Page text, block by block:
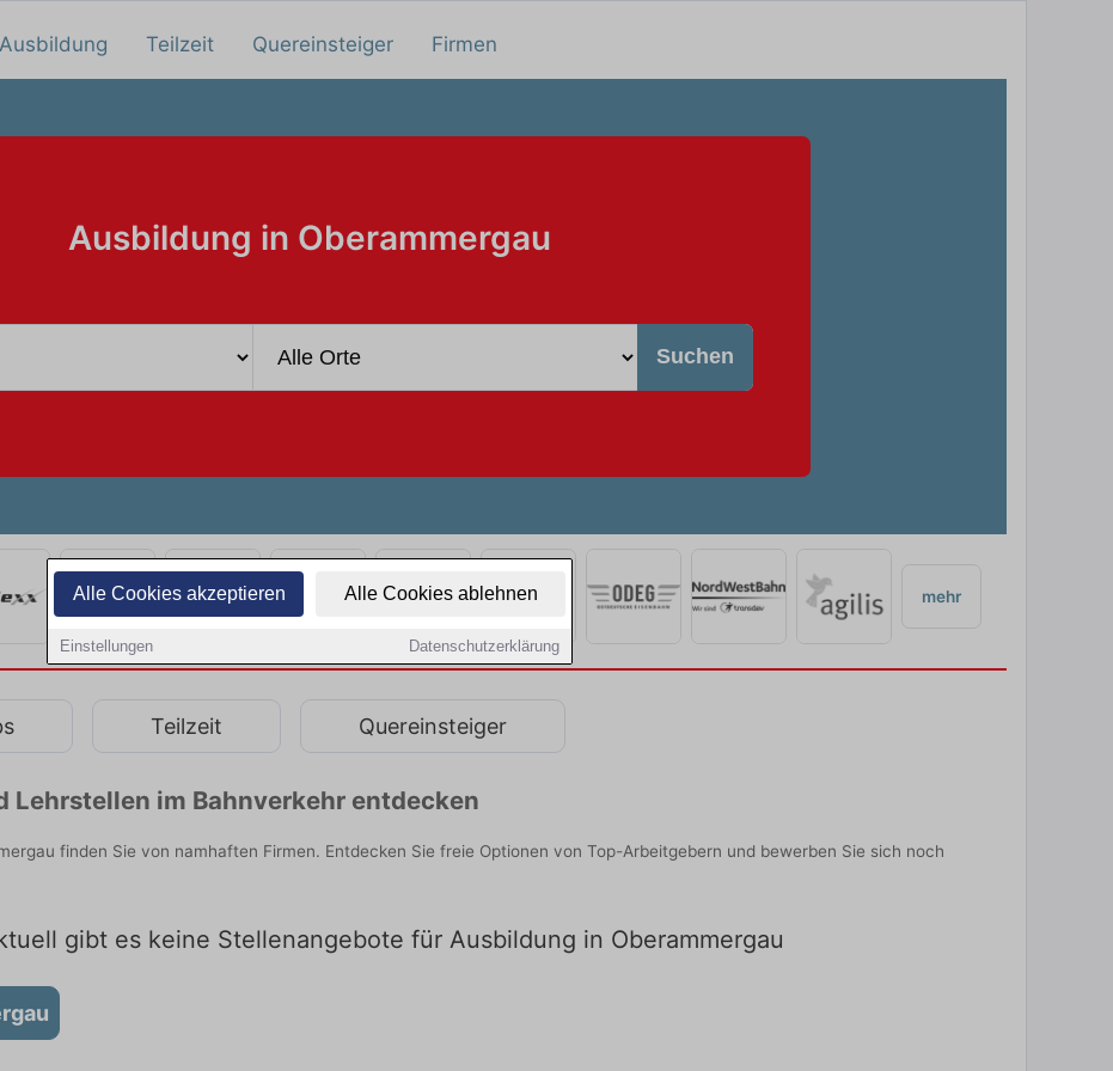
Alle Cookies akzeptieren Alle Cookies ablehnen
Einstellungen Datenschutzerklärung
Ausbildung Teilzeit Quereinsteiger Firmen
Ausbildung in Oberammergau
Suchen
mehr
Teilzeit Quereinsteiger
im Bahnverkehr entdecken
finden Sie von namhaften Firmen. Entdecken Sie freie Optionen von Top-Arbeitgebern und bewerben Sie sich noch
gibt es keine Stellenangebote für Ausbildung in Oberammergau